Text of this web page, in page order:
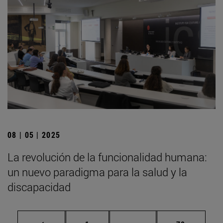
08 | 05 | 2025
La revolución de la funcionalidad humana:
un nuevo paradigma para la salud y la
discapacidad